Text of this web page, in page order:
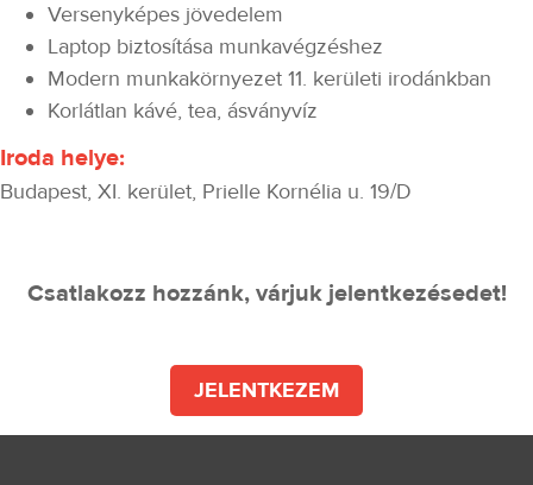
Versenyképes jövedelem
Laptop biztosítása munkavégzéshez
Modern munkakörnyezet 11. kerületi irodánkban
Korlátlan kávé, tea, ásványvíz
Iroda helye:
Budapest, XI. kerület, Prielle Kornélia u. 19/D
Csatlakozz hozzánk, várjuk jelentkezésedet!
JELENTKEZEM